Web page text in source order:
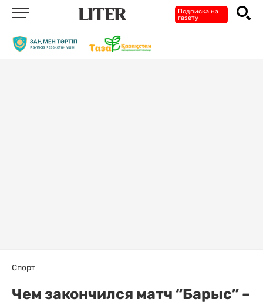
Подписка на
газету
Спорт
Чем закончился матч “Барыс” –